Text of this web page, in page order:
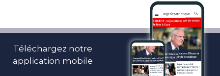
Téléchargez notre
application mobile